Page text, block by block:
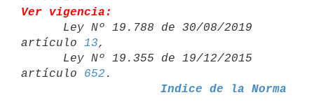
Ver vigencia:
artículo 13,
artículo 652
Indice de la Norma